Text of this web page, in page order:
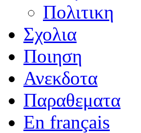
Πολιτικη
Σχολια
Ποιηση
Ανεκδοτα
Παραθεματα
En français